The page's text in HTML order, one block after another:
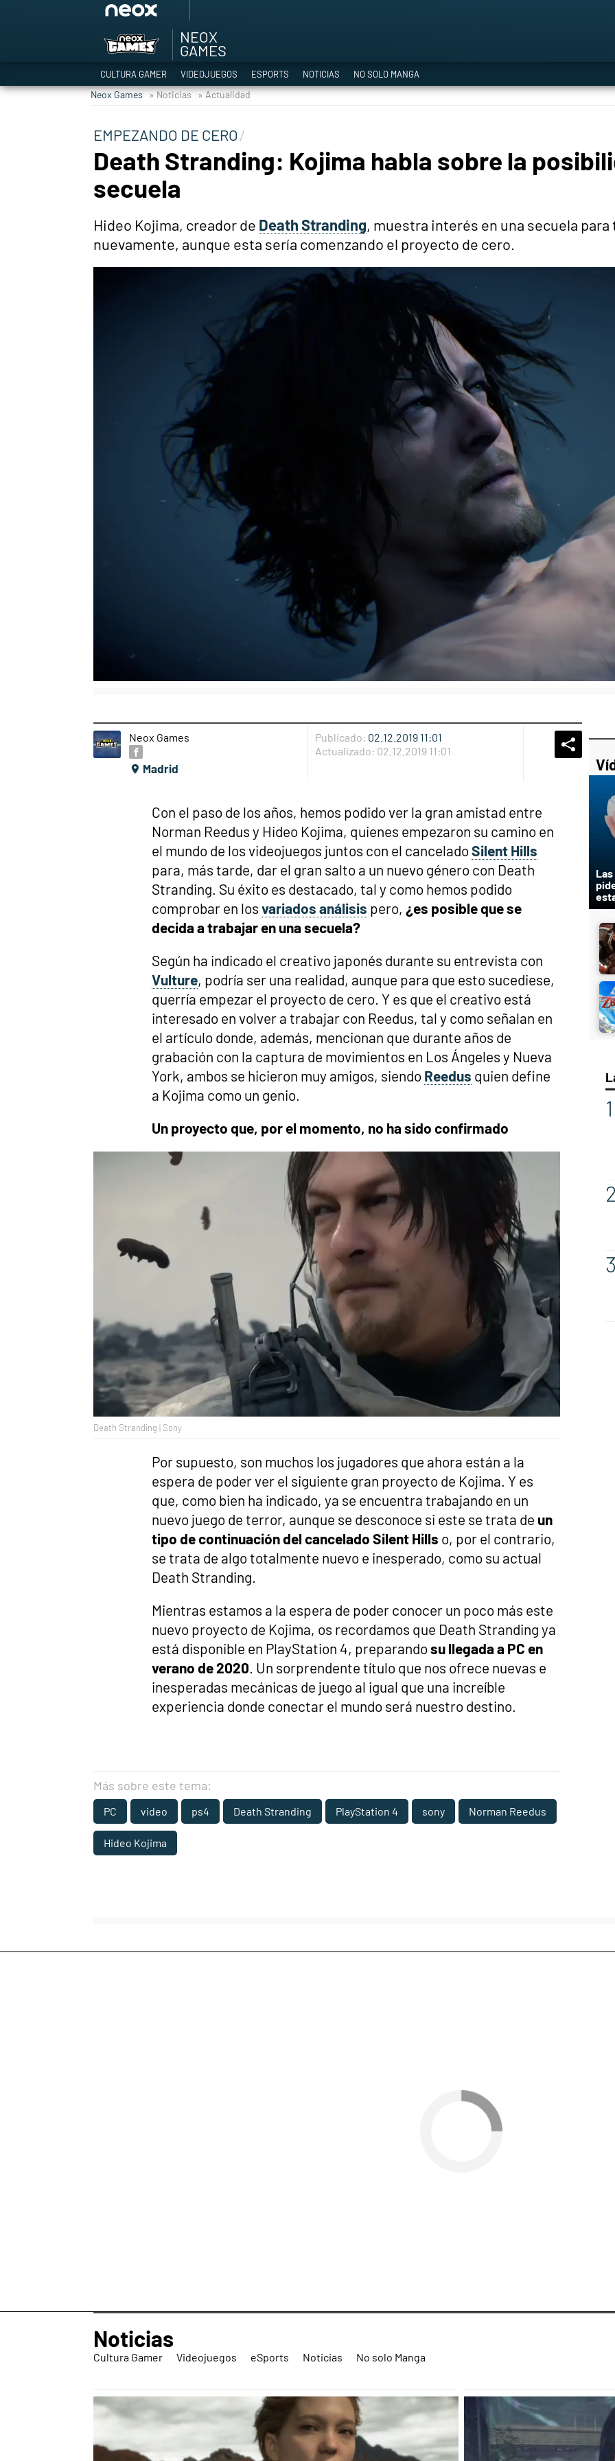
TGA Tercera gala
Super Mario cafetería oficial
Hyrule Warriors
Asia peculiar tradición
NEOX
GAMES
CULTURA GAMER VIDEOJUEGOS ESPORTS NOTICIAS NO SOLO MANGA
Neox Games » Noticias » Actualidad
EMPEZANDO DE CERO
Death Stranding: Kojima habla sobre la
secuela
Hideo Kojima, creador de Death Stranding, muestra interés en una secuela
nuevamente, aunque esta sería comenzando el proyecto de cero.
Neox Games
Madrid
Publicado: 02.12.2019 11:01
Actualizado: 02.12.2019 11:01 Whatsapp
Con el paso de los años, hemos podido ver la gran amistad entre
Norman Reedus y Hideo Kojima, quienes empezaron su camino en
el mundo de los videojuegos juntos con el cancelado Silent Hills
para, más tarde, dar el gran salto a un nuevo género con Death
Stranding. Su éxito es destacado, tal y como hemos podido
comprobar en los variados análisis pero, ¿es posible que se
decida a trabajar en una secuela?
Según ha indicado el creativo japonés durante su entrevista con
Vulture, podría ser una realidad, aunque para que esto sucediese,
querría empezar el proyecto de cero. Y es que el creativo está
interesado en volver a trabajar con Reedus, tal y como señalan en
el artículo donde, además, mencionan que durante años de
grabación con la captura de movimientos en Los Ángeles y Nueva
York, ambos se hicieron muy amigos, siendo Reedus quien define
a Kojima como un genio.
Un proyecto que, por el momento, no ha sido confirmado
Death Stranding | Sony
Por supuesto, son muchos los jugadores que ahora están a la
espera de poder ver el siguiente gran proyecto de Kojima. Y es
que, como bien ha indicado, ya se encuentra trabajando en un
nuevo juego de terror, aunque se desconoce si este se trata de un
tipo de continuación del cancelado Silent Hills o, por el contrario,
se trata de algo totalmente nuevo e inesperado, como su actual
Death Stranding.
Mientras estamos a la espera de poder conocer un poco más este
nuevo proyecto de Kojima, os recordamos que Death Stranding ya
está disponible en PlayStation 4, preparando su llegada a PC en
verano de 2020 . Un sorprendente título que nos ofrece nuevas e
inesperadas mecánicas de juego al igual que una increíble
experiencia donde conectar el mundo será nuestro destino.
Más sobre este tema:
PC video ps4 Death Stranding PlayStation 4 sony Norman Reedus
Hideo Kojima
Noticias
Cultura Gamer Videojuegos eSports Noticias No solo Manga